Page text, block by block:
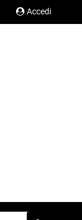
Accedi